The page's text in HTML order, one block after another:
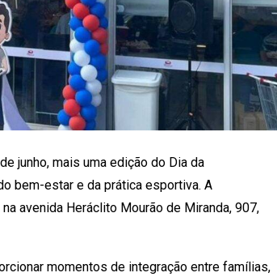
junho, mais uma edição do Dia da
bem-estar e da prática esportiva. A
avenida Heráclito Mourão de Miranda, 907,
momentos de integração entre famílias,